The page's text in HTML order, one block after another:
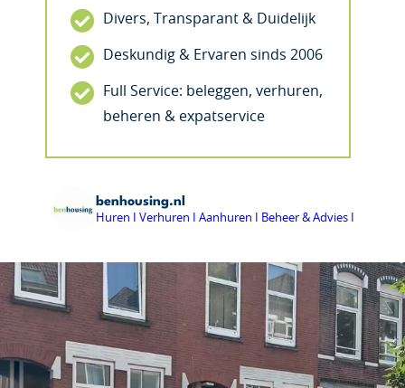
Divers, Transparant & Duidelijk
Deskundig & Ervaren sinds 2006
Full Service: beleggen, verhuren,
beheren & expatservice
benhousing.nl
Huren I Verhuren I Aanhuren I Beheer & Advies I